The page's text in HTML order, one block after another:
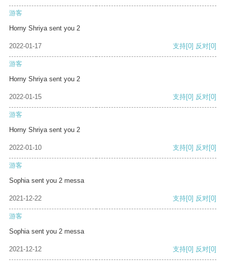
游客
Horny Shriya sent you 2
2022-01-17 支持[0] 反对[0]
游客
Horny Shriya sent you 2
2022-01-15 支持[0] 反对[0]
游客
Horny Shriya sent you 2
2022-01-10 支持[0] 反对[0]
游客
Sophia sent you 2 messa
2021-12-22 支持[0] 反对[0]
游客
Sophia sent you 2 messa
2021-12-12 支持[0] 反对[0]